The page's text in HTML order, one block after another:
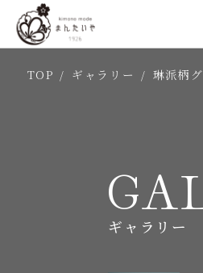
TOP / ギャラリー / 琳派柄
ギャラリー